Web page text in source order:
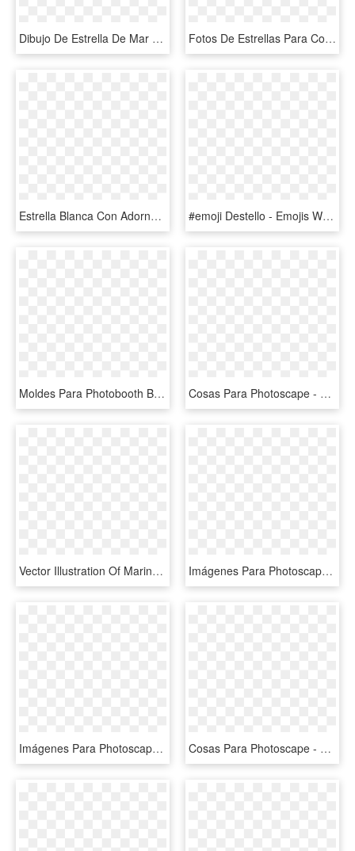
Dibujo De Estrella De Mar Para Colorear - Dibujos De Redondos Para Dibujar, HD Png Download Fotos De Estrellas Para Colorear Affordable La Luna - Estrellas Para Dibujar Png, Transparent Png
Estrella Blanca Con Adorno De Piñas /pino - Star Show Background, HD Png Download #emoji Destello - Emojis Whatsapp Estrella Png, Transparent Png
Moldes Para Photobooth Baby Shower , Png Download - Lentes De Estrella Para Imprimir, Transparent Png Cosas Para Photoscape - Balão A Gas Png, Transparent Png
Vector Illustration Of Marine Invertebrate Starfish - Estrella De Mar Para Colorear, HD Png Download Imágenes Para Photoscape De Estrellas Luna Tierra - 6 Point Star, HD Png Download
Imágenes Para Photoscape De Estrellas - Graphic Design, HD Png Download Cosas Para Photoscape - Personajes De Masha Y El Osos, HD Png Download